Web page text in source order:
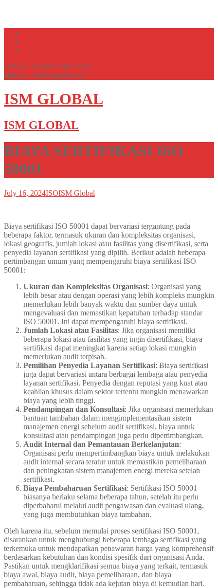
Call us : +62812 8180 7070
Mail us : cs@ismglobal.id
ISM GLOBAL
ISM GLOBAL
BIAYA SERTIFIKASI ISO
50001
July 16, 2024ISOISM Global
Biaya sertifikasi ISO 50001 dapat bervariasi tergantung pada
beberapa faktor, termasuk ukuran dan kompleksitas organisasi,
lokasi geografis, jumlah lokasi atau fasilitas yang disertifikasi, serta
penyedia layanan sertifikasi yang dipilih. Berikut adalah beberapa
pertimbangan umum yang mempengaruhi biaya sertifikasi ISO
50001:
Ukuran dan Kompleksitas Organisasi: Organisasi yang
lebih besar atau dengan operasi yang lebih kompleks mungkin
memerlukan lebih banyak waktu dan sumber daya untuk
mengevaluasi dan memastikan kepatuhan terhadap standar
ISO 50001. Ini dapat mempengaruhi biaya sertifikasi.
Jumlah Lokasi atau Fasilitas: Jika organisasi memiliki
beberapa lokasi atau fasilitas yang ingin disertifikasi, biaya
sertifikasi dapat meningkat karena setiap lokasi mungkin
memerlukan audit terpisah.
Pemilihan Penyedia Layanan Sertifikasi: Biaya sertifikasi
juga dapat bervariasi antara berbagai lembaga atau penyedia
layanan sertifikasi. Penyedia dengan reputasi yang kuat atau
keahlian khusus dalam sektor tertentu mungkin menawarkan
biaya yang lebih tinggi.
Pendampingan dan Konsultasi: Jika organisasi memerlukan
bantuan tambahan dalam mengimplementasikan sistem
manajemen energi sebelum audit sertifikasi, biaya untuk
konsultasi atau pendampingan juga perlu dipertimbangkan.
Audit Internal dan Pemantauan Berkelanjutan:
Organisasi perlu mempertimbangkan biaya untuk melakukan
audit internal secara teratur untuk memastikan pemeliharaan
dan peningkatan sistem manajemen energi mereka setelah
sertifikasi.
Biaya Pembaharuan Sertifikasi: Sertifikasi ISO 50001
biasanya berlaku selama beberapa tahun, setelah itu perlu
diperbaharui melalui audit pengawasan dan evaluasi ulang,
yang juga membutuhkan biaya tambahan.
Oleh karena itu, sebelum memulai proses sertifikasi ISO 50001,
disarankan untuk menghubungi beberapa lembaga sertifikasi yang
terkemuka untuk mendapatkan penawaran harga yang komprehensif
berdasarkan kebutuhan dan kondisi spesifik dari organisasi Anda.
Pastikan untuk mengklarifikasi semua biaya yang terkait, termasuk
biaya awal, biaya audit, biaya pemeliharaan, dan biaya
pembaharuan, sehingga tidak ada kejutan biaya di kemudian hari.